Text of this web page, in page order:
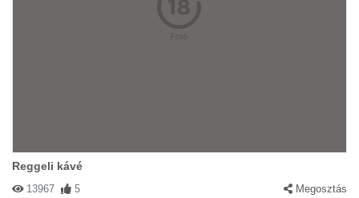
Reggeli kávé
13967 5 Megosztás